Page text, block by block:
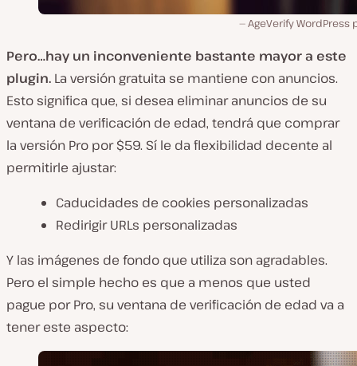
AgeVerify WordPress
Pero…hay un inconveniente bastante mayor a este
plugin. La versión gratuita se mantiene con anuncios.
Esto significa que, si desea eliminar anuncios de su
ventana de verificación de edad, tendrá que comprar
la versión Pro por $59. Sí le da flexibilidad decente al
permitirle ajustar:
Caducidades de cookies personalizadas
Redirigir URLs personalizadas
Y las imágenes de fondo que utiliza son agradables.
Pero el simple hecho es que a menos que usted
pague por Pro, su ventana de verificación de edad va a
tener este aspecto: